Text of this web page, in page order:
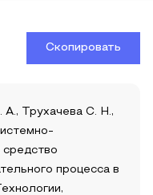
Скопировать
Трухачева С. Н.,
средство
процесса в